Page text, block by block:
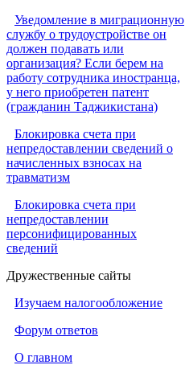
Уведомление в миграционную
службу о трудоустройстве он
должен подавать или
организация? Если берем на
работу сотрудника иностранца,
у него приобретен патент
(гражданин Таджикистана)
Блокировка счета при
непредоставлении сведений о
начисленных взносах на
травматизм
Блокировка счета при
непредоставлении
персонифицированных
сведений
Дружественные сайты
Изучаем налогообложение
Форум ответов
О главном